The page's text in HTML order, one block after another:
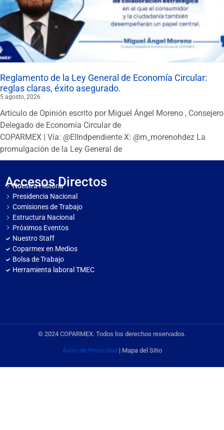
Reglamento de la Ley General de Economía Circular:
reglas claras, éxito asegurado.
5 agosto, 2026
Artículo de Opinión escrito por Miguel Ángel Moreno , Consejero
Delegado de Economía Circular de
COPARMEX | Vía: @ElIndpendiente X: @m_morenohdez La
promulgación de la Ley General de
Accesos Directos
Nuestra Historia
Presidencia Nacional
Comisiones de Trabajo
Estructura Nacional
Próximos Eventos
Nuestro Staff
Coparmex en Medios
Bolsa de Trabajo
Herramienta laboral TMEC
© 2024 COPARMEX. Todos los derechos reservados.
Aviso de Privacidad | Mapa del Sitio